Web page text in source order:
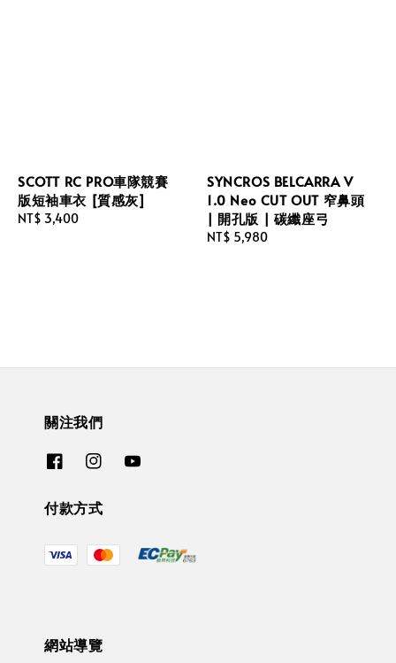
SCOTT RC PRO車隊競賽
版短袖車衣 [質感灰]
Regular
NT$ 3,400
SYNCROS BELCARRA V
1.0 Neo CUT OUT 窄鼻頭
| 開孔版 | 碳纖座弓
Regular
NT$ 5,980
關注我們
付款方式
網站導覽